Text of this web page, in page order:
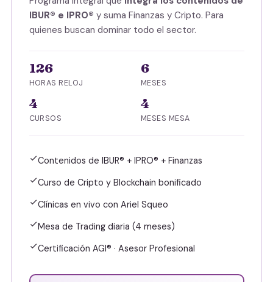
IBUR® e IPRO® y suma Finanzas y Cripto. Para
quienes buscan dominar todo el sector.
126
HORAS RELOJ
6
MESES
4
CURSOS
4
MESES MESA
Contenidos de IBUR® + IPRO® + Finanzas
Curso de Cripto y Blockchain bonificado
Clínicas en vivo con Ariel Squeo
Mesa de Trading diaria (4 meses)
Certificación AGI® · Asesor Profesional